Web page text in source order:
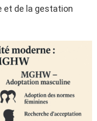
et de la gestation